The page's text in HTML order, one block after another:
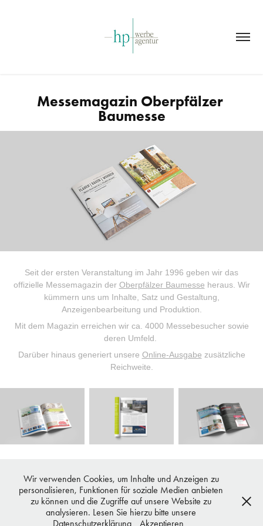
Messemagazin Oberpfälzer
Baumesse
Seit der ersten Veranstaltung im Jahr 1996 geben wir das
offizielle Messemagazin der Oberpfälzer Baumesse heraus. Wir
kümmern uns um Inhalte, Satz und Gestaltung,
Anzeigenbearbeitung und Produktion.
Mit dem Magazin erreichen wir ca. 4000 Messebesucher sowie
deren Umfeld.
Darüber hinaus generiert unsere Online-Ausgabe zusätzliche
Reichweite.
© by Harald Graf @ hp werbeagentur
Wir verwenden Cookies, um Inhalte und Anzeigen zu
personalisieren, Funktionen für soziale Medien anbieten
zu können und die Zugriffe auf unsere Website zu
analysieren. Lesen Sie hierzu bitte unsere
Datenschutzerklärung
Akzeptieren